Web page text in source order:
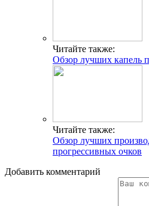
Читайте также:
Обзор лучших капель
Читайте также:
Обзор лучших
прогрессивных очков
Добавить комментарий